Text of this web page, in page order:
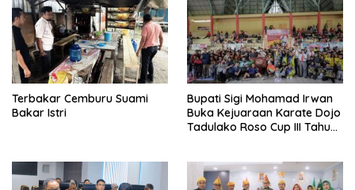
Terbakar Cemburu Suami
Bakar Istri
Bupati Sigi Mohamad Irwan
Buka Kejuaraan Karate Dojo
Tadulako Roso Cup III Tahun